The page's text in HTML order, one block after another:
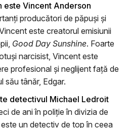
este Vincent Anderson
producători de păpuși și
este creatorul emisiunii
Good Day Sunshine. Foarte
narcisist, Vincent este
profesional și neglijent față de
său tânăr, Edgar.
detectivul Michael Ledroit
de ani în poliție în divizia de
un detectiv de top în ceea